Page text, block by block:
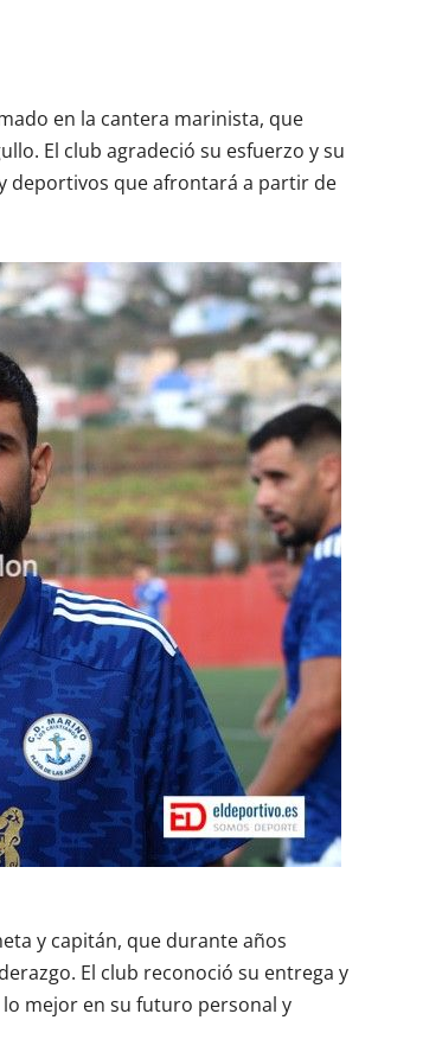
en la cantera marinista, que
El club agradeció su esfuerzo y su
deportivos que afrontará a partir de
y capitán, que durante años
El club reconoció su entrega y
mejor en su futuro personal y